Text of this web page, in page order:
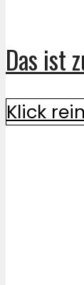
Das ist
Klick rein